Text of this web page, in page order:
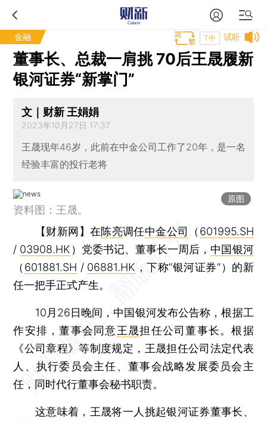
金融 试听
T中
董事长、总裁一肩挑 70后王晟履新
银河证券“新掌门”
文｜财新 王娟娟
2023年10月27日 17:37
王晟现年46岁，此前在中金公司工作了20年，是一名
经验丰富的投行老将
原图
资料图：王晟。
【财新网】 在陈亮调任中金公司 （ 601995.SH
/ 03908.HK ）党委书记、董事长一周后， 中国银河
（ 601881.SH / 06881.HK ，下称“银河证券”）的新
任一把手正式产生。
10月26日晚间，中国银河发布公告称，根据工
作安排，董事会同意王晟担任公司董事长。根据
《公司章程》等制度规定，王晟担任公司法定代表
人、执行委员会主任、董事会战略发展委员会主
任，同时代行董事会秘书职责。
这意味着，王晟将一人挑起银河证券董事长、